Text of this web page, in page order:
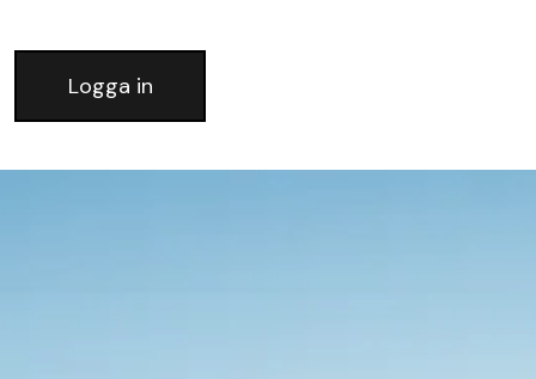
Logga in